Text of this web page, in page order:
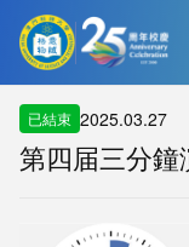
已結束 2025.03.27
第四届三分鐘